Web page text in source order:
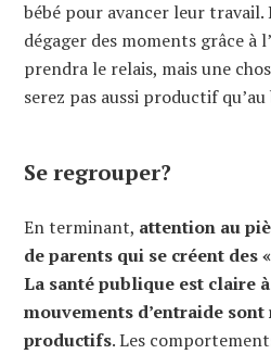
bébé pour avancer leur
dégager des moments grâce à
prendra le relais, mais une
serez pas aussi productif qu’au
Se regrouper?
En terminant, attention au
de parents qui se créent des
La santé publique est claire
mouvements d’entraide
productifs. Les